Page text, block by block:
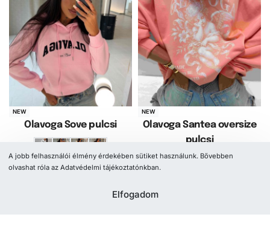
NEW
Olavoga Sove pulcsi
15 302Ft
NEW
Olavoga Santea oversize
pulcsi
A jobb felhasználói élmény érdekében sütiket használunk. Bővebben
olvashat róla az Adatvédelmi tájékoztatónkban.
Elfogadom